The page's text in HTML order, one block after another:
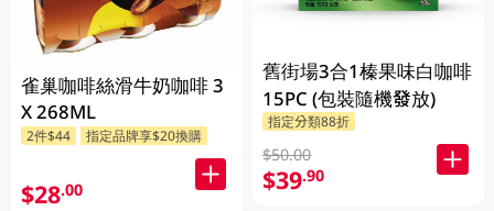
雀巢咖啡絲滑牛奶咖啡 3
X 268ML
2件$44 指定品牌享$20換購
$28.00
舊街場3合1榛果味白咖啡
15PC (包裝隨機發放)
指定分類88折
$50.00
$39.90